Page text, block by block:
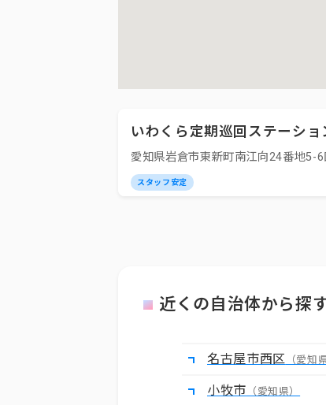
いわくら定期巡回ステーショ
愛知県岩倉市東新町南江向24番地5-
スタッフ安定
近くの自治体から探
名古屋市西区 （愛知
小牧市 （愛知県）